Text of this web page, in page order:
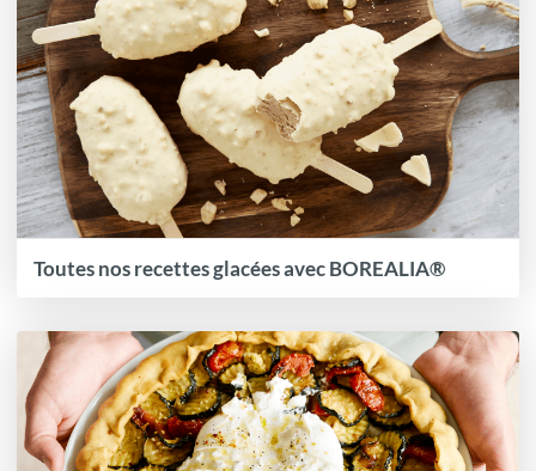
Toutes nos recettes glacées avec BOREALIA®